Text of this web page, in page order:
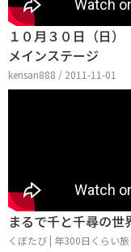
１０月３０日（日
メインステージ
kensan888 / 2011-11-01
まるで千と千尋の
くぼたび | 年300日くらい